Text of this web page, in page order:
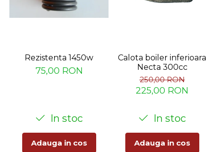
Rezistenta 1450w
75,00 RON
In stoc
Adauga in cos
Calota boiler inferioara
Necta 300cc
250,00 RON
225,00 RON
In stoc
Adauga in cos